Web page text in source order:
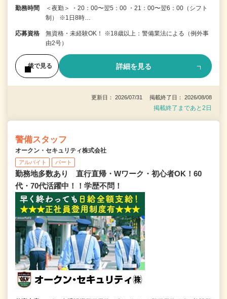
勤務時間
＜夜勤＞ ・20：00〜翌5：00 ・21：00〜翌6：00（シフト
制） ※1日8時…
応募資格
無資格・未経験OK！ ※18歳以上：警備業法による（例外事
由2号）
後で見る 詳細を見る
更新日： 2026/07/31 掲載終了日： 2026/08/08
掲載終了まであと2日
警備スタッフ
オークン・セキュリティ株式会社
アルバイト パート
勤務地多数あり 直行直帰・Wワーク・初心者OK！60
代・70代活躍中！！学歴不問！